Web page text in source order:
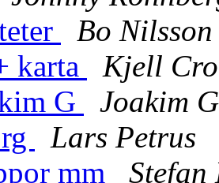
Bo Nilsson
karta
Kjell
G
Joakim
Lars Petrus
mm
Stefan